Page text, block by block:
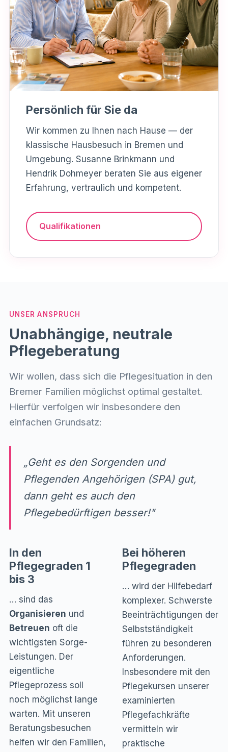
Persönlich für Sie da
Wir kommen zu Ihnen nach Hause — der
klassische Hausbesuch in Bremen und
Umgebung. Susanne Brinkmann und
Hendrik Dohmeyer beraten Sie aus eigener
Erfahrung, vertraulich und kompetent.
Qualifikationen
UNSER ANSPRUCH
Unabhängige, neutrale
Pflegeberatung
Wir wollen, dass sich die Pflegesituation in den
Bremer Familien möglichst optimal gestaltet.
Hierfür verfolgen wir insbesondere den
einfachen Grundsatz:
„Geht es den Sorgenden und
Pflegenden Angehörigen (SPA) gut,
dann geht es auch den
Pflegebedürftigen besser!"
In den
Pflegegraden 1
bis 3
… sind das
Organisieren und
Betreuen oft die
wichtigsten Sorge-
Leistungen. Der
eigentliche
Pflegeprozess soll
noch möglichst lange
warten. Mit unseren
Beratungsbesuchen
helfen wir den Familien,
Bei höheren
Pflegegraden
… wird der Hilfebedarf
komplexer. Schwerste
Beeinträchtigungen der
Selbstständigkeit
führen zu besonderen
Anforderungen.
Insbesondere mit den
Pflegekursen unserer
examinierten
Pflegefachkräfte
vermitteln wir
praktische